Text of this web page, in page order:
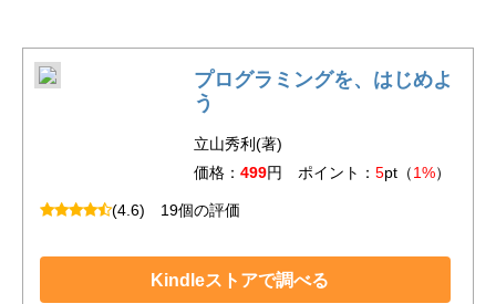
プログラミングを、はじめよ
う
立山秀利(著)
価格： 499円 ポイント： 5pt（1%）
(4.6) 19個の評価
Kindleストアで調べる